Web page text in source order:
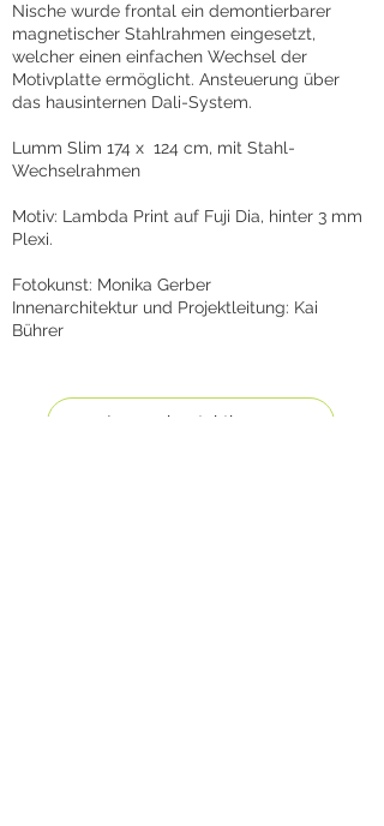
Nische wurde frontal ein demontierbarer
magnetischer Stahlrahmen eingesetzt,
welcher einen einfachen Wechsel der
Motivplatte ermöglicht. Ansteuerung über
das hausinternen Dali-System.
Lumm Slim 174 x 124 cm, mit Stahl-
Wechselrahmen
Motiv: Lambda Print auf Fuji Dia, hinter 3 mm
Plexi.
Fotokunst: Monika Gerber
Innenarchitektur und Projektleitung: Kai
Bührer
Lumm kontaktieren